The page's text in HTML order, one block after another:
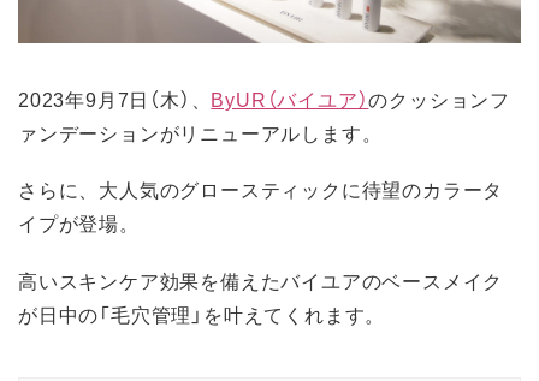
2023年9月7日（木）、 ByUR（バイユア）のクッションフ
ァンデーションがリニューアルします。
さらに、大人気のグロースティックに待望のカラータ
イプが登場。
高いスキンケア効果を備えたバイユアのベースメイク
が日中の「毛穴管理」を叶えてくれます。